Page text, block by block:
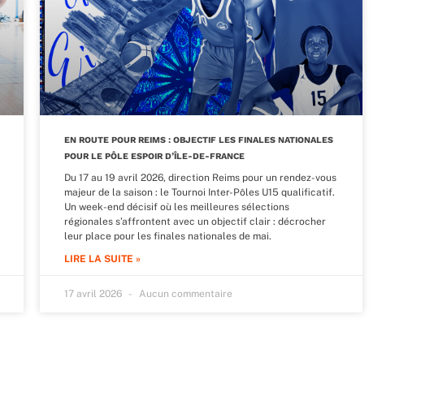
EN ROUTE POUR REIMS : OBJECTIF LES FINALES NATIONALES
POUR LE PÔLE ESPOIR D’ÎLE-DE-FRANCE
Du 17 au 19 avril 2026, direction Reims pour un rendez-vous
majeur de la saison : le Tournoi Inter-Pôles U15 qualificatif.
Un week-end décisif où les meilleures sélections
régionales s’affrontent avec un objectif clair : décrocher
leur place pour les finales nationales de mai.
LIRE LA SUITE »
17 avril 2026 Aucun commentaire